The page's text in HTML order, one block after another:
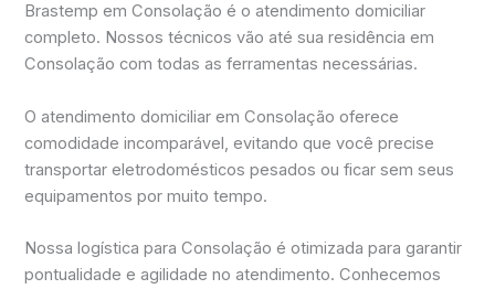
Brastemp em Consolação é o atendimento domiciliar
completo. Nossos técnicos vão até sua residência em
Consolação com todas as ferramentas necessárias.
O atendimento domiciliar em Consolação oferece
comodidade incomparável, evitando que você precise
transportar eletrodomésticos pesados ou ficar sem seus
equipamentos por muito tempo.
Nossa logística para Consolação é otimizada para garantir
pontualidade e agilidade no atendimento. Conhecemos